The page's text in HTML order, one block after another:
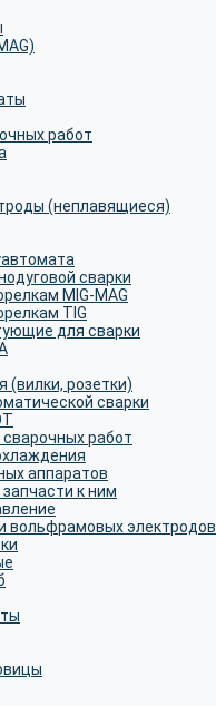
работ
(неплавящиеся)
сварки
MIG-MAG
TIG
для сварки
(вилки, розетки)
сварки
работ
аппаратов
к ним
вольфрамовых электродов